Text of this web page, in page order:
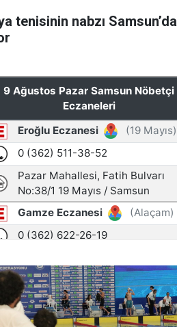
tenisinin nabzı Samsun’da